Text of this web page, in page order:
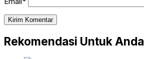
Rekomendasi Untuk Anda